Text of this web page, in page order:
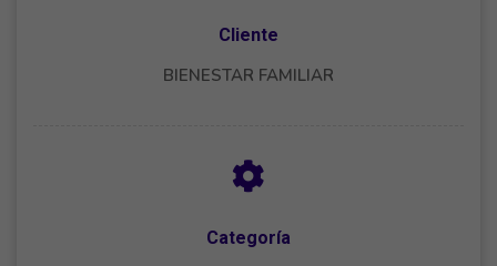
Cliente
BIENESTAR FAMILIAR
Categoría